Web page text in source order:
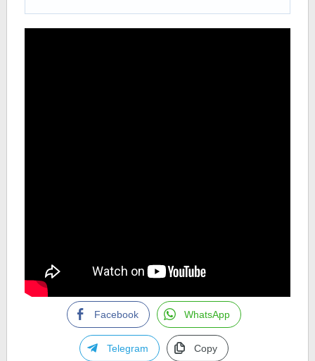
Facebook WhatsApp
Telegram Copy